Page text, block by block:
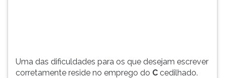
pausarUma das dificuldades para os que desejam escrever
corretamente reside no emprego do C cedilhado.